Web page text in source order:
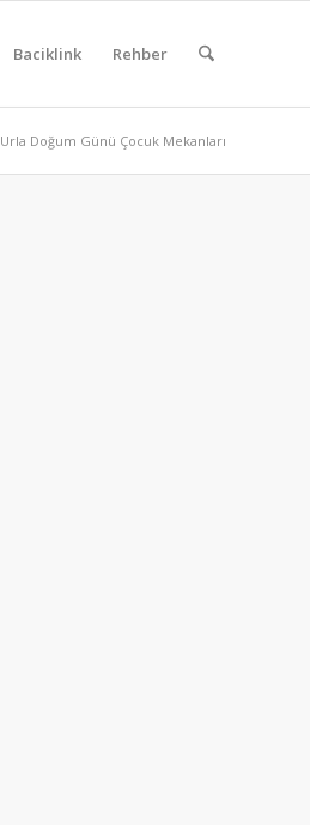
Baciklink Rehber
Urla Doğum Günü Çocuk Mekanları